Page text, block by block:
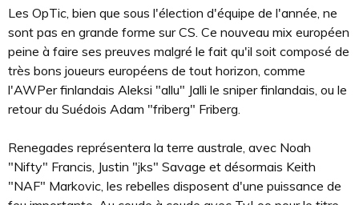
Les OpTic, bien que sous l'élection d'équipe de l'année, ne
sont pas en grande forme sur CS. Ce nouveau mix européen
peine à faire ses preuves malgré le fait qu'il soit composé de
très bons joueurs européens de tout horizon, comme
l'AWPer finlandais Aleksi "allu" Jalli le sniper finlandais, ou le
retour du Suédois Adam "friberg" Friberg.
Renegades représentera la terre australe, avec Noah
"Nifty" Francis, Justin "jks" Savage et désormais Keith
"NAF" Markovic, les rebelles disposent d'une puissance de